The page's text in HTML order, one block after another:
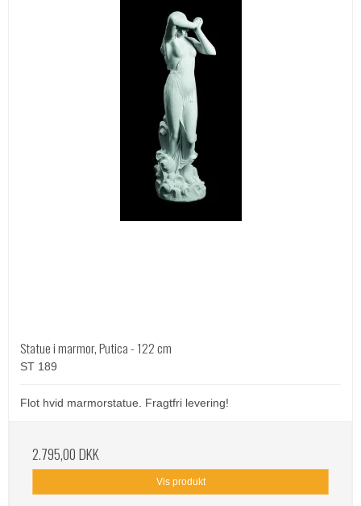
Statue i marmor, Putica - 122 cm
ST 189
Flot hvid marmorstatue. Fragtfri levering!
2.795,00 DKK
Vis produkt